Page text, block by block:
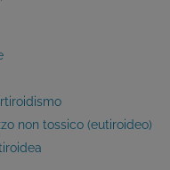
non tossico (eutiroideo)